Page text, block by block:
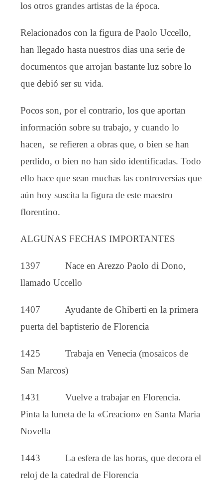
los otros grandes artistas de la época.
Relacionados con la figura de Paolo Uccello,
han llegado hasta nuestros dias una serie de
documentos que arrojan bastante luz sobre lo
que debió ser su vida.
Pocos son, por el contrario, los que aportan
información sobre su trabajo, y cuando lo
hacen, se refieren a obras que, o bien se han
perdido, o bien no han sido identificadas. Todo
ello hace que sean muchas las controversias que
aún hoy suscita la figura de este maestro
florentino.
ALGUNAS FECHAS IMPORTANTES
1397 Nace en Arezzo Paolo di Dono,
llamado Uccello
1407 Ayudante de Ghiberti en la primera
puerta del baptisterio de Florencia
1425 Trabaja en Venecia (mosaicos de
San Marcos)
1431 Vuelve a trabajar en Florencia.
Pinta la luneta de la «Creacion» en Santa Maria
Novella
1443 La esfera de las horas, que decora el
reloj de la catedral de Florencia